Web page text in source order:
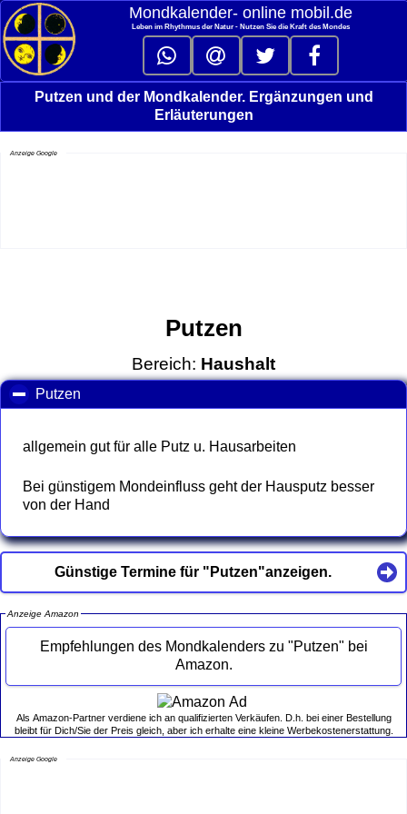
Mondkalender‑ online mobil.de
Leben im Rhythmus der Natur - Nutzen Sie die Kraft des Mondes
Putzen und der Mondkalender. Ergänzungen und
Erläuterungen
Anzeige Google
Putzen
Bereich: Haushalt
Putzen
allgemein gut für alle Putz u. Hausarbeiten
Bei günstigem Mondeinfluss geht der Hausputz besser
von der Hand
Günstige Termine für "Putzen"anzeigen.
Anzeige Amazon
Empfehlungen des Mondkalenders zu "Putzen" bei
Amazon.
Als Amazon-Partner verdiene ich an qualifizierten Verkäufen. D.h. bei einer Bestellung
bleibt für Dich/Sie der Preis gleich, aber ich erhalte eine kleine Werbekostenerstattung.
Anzeige Google